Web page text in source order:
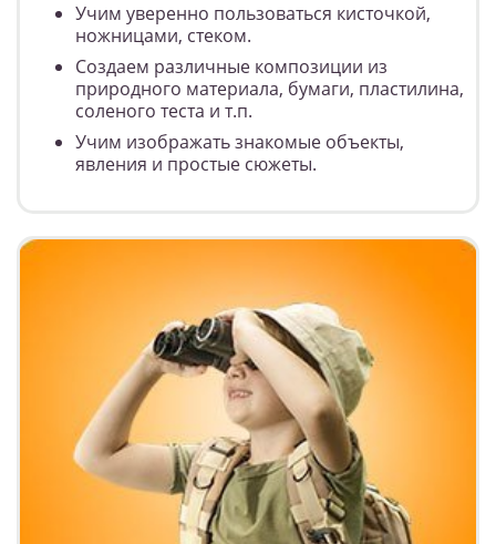
Учим уверенно пользоваться кисточкой,
ножницами, стеком.
Создаем различные композиции из
природного материала, бумаги, пластилина,
соленого теста и т.п.
Учим изображать знакомые объекты,
явления и простые сюжеты.